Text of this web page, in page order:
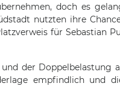
doch es
nutzten ihre
für Sebastian
der Doppelbelastung
empfindlich und